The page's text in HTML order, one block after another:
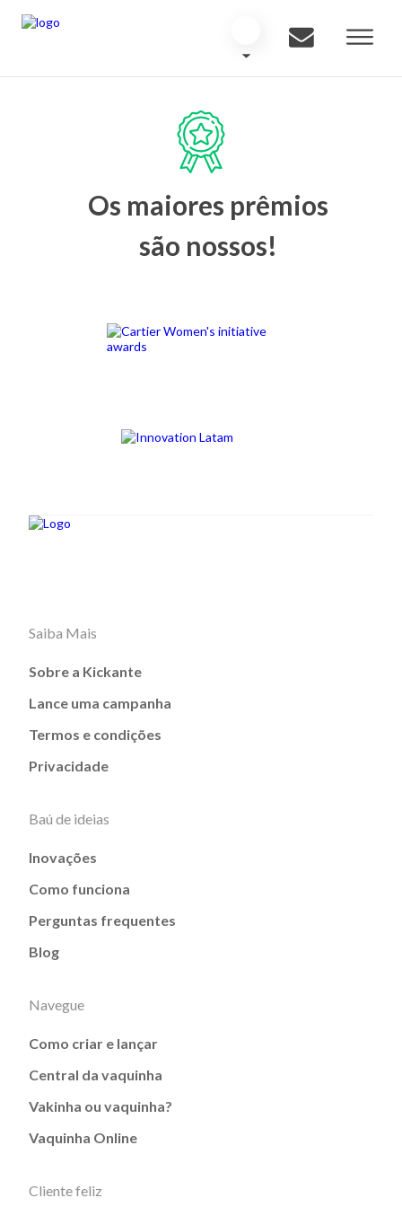
Os maiores prêmios
são nossos!
Saiba Mais
Sobre a Kickante
Lance uma campanha
Termos e condições
Privacidade
Baú de ideias
Inovações
Como funciona
Perguntas frequentes
Blog
Navegue
Como criar e lançar
Central da vaquinha
Vakinha ou vaquinha?
Vaquinha Online
Cliente feliz